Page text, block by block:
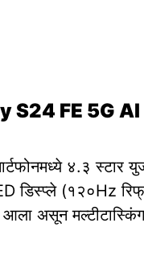
S24 FE 5G
४.३ स्टार
डिस्प्ले (१२०Hz
आला असून